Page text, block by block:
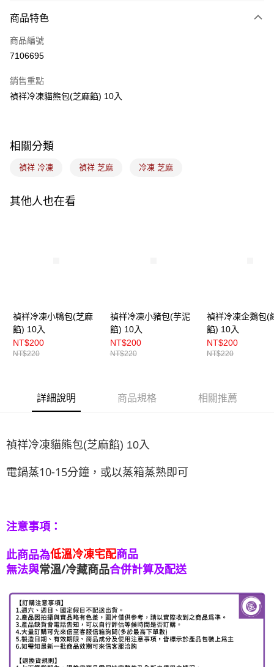
信用卡一次付款
LINE Pay
悠遊付
全盈+PAY
商品特色
商品編號
7106695
銷售重點
禎祥冷凍貓熊包(芝麻餡) 10入
相關分類
禎祥 冷凍 禎祥 芝麻 冷凍 芝麻
其他人也在看
禎祥冷凍小鴨包(芝麻
餡) 10入
NT$200
NT$220
禎祥冷凍小豬包(芋泥
餡) 10入
NT$200
NT$220
禎祥冷凍企鵝包(
餡) 10入
NT$200
NT$220
詳細說明 商品規格 相關推薦
禎祥冷凍貓熊包(芝麻餡) 10入
電鍋蒸10-15分鐘，或以蒸箱蒸熟即可
注意事項：
此商品為低溫冷凍宅配商品
無法與常溫/冷藏商品合併計算及配送